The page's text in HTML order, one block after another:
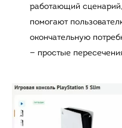
работающий
помогают
окончательную
— простые